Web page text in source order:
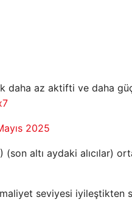
daha az aktifti ve daha
2025
altı aydaki alıcılar)
seviyesi iyileştikten